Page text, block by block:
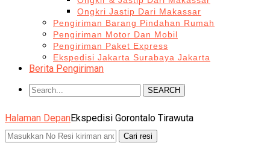
Ongkri Jastip Dari Makassar
Pengiriman Barang Pindahan Rumah
Pengiriman Motor Dan Mobil
Pengiriman Paket Express
Ekspedisi Jakarta Surabaya Jakarta
Berita Pengiriman
SEARCH
Halaman DepanEkspedisi Gorontalo Tirawuta